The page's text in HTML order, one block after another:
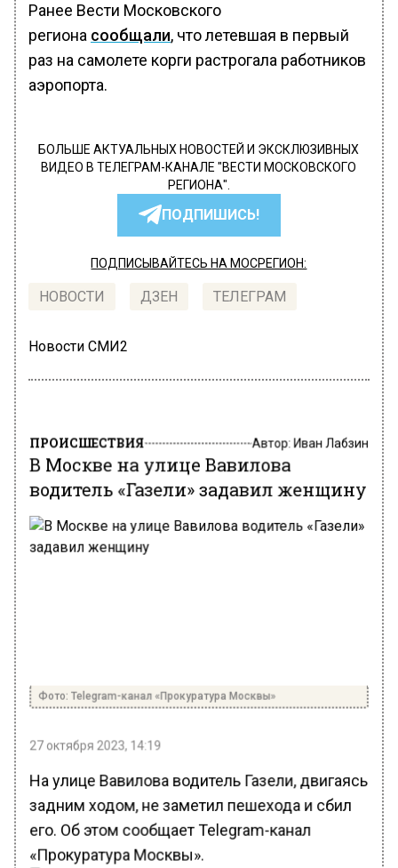
Ранее Вести Московского
региона сообщали, что летевшая в первый
раз на самолете корги растрогала работников
аэропорта.
БОЛЬШЕ АКТУАЛЬНЫХ НОВОСТЕЙ И ЭКСКЛЮЗИВНЫХ
ВИДЕО В ТЕЛЕГРАМ-КАНАЛЕ "ВЕСТИ МОСКОВСКОГО
РЕГИОНА".
ПОДПИШИСЬ!
ПОДПИСЫВАЙТЕСЬ НА МОСРЕГИОН:
НОВОСТИ ДЗЕН ТЕЛЕГРАМ
Новости СМИ2
ПРОИСШЕСТВИЯ Автор:Иван Лабзин
В Москве на улице Вавилова
водитель «Газели» задавил женщину
Фото: Telegram-канал «Прокуратура Москвы»
27 октября 2023, 14:19
На улице Вавилова водитель Газели, двигаясь
задним ходом, не заметил пешехода и сбил
его. Об этом сообщает Telegram-канал
«Прокуратура Москвы».